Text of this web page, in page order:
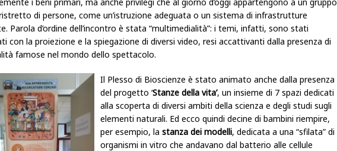
di persone, come un’istruzione adeguata o un sistema di infrastrutture
Parola d’ordine dell’incontro è stata “multimedialità”: i temi, infatti, sono stati
con la proiezione e la spiegazione di diversi video, resi accattivanti dalla presenza di
famose nel mondo dello spettacolo.
Il Plesso di Bioscienze è stato animato anche dalla presenza
del progetto ‘Stanze della vita’, un insieme di 7 spazi dedicati
alla scoperta di diversi ambiti della scienza e degli studi sugli
elementi naturali. Ed ecco quindi decine di bambini riempire,
per esempio, la stanza dei modelli, dedicata a una “sfilata” di
organismi in vitro che andavano dal batterio alle cellule